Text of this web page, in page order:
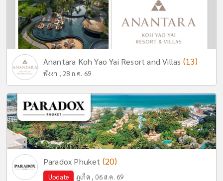
Anantara Koh Yao Yai Resort and Villas (13)
พังงา , 28 ก.ค. 69
Paradox Phuket (20)
Update ภูเก็ต , 06 ส.ค. 69